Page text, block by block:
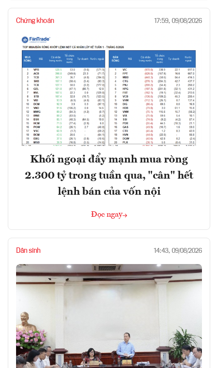
Chứng khoán 17:59, 09/08/2026
Khối ngoại đẩy mạnh mua ròng
2.300 tỷ trong tuần qua, "cân" hết
lệnh bán của vốn nội
Đọc ngay
Dân sinh 14:43, 09/08/2026